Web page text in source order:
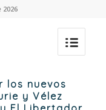
los nuevos
y Vélez